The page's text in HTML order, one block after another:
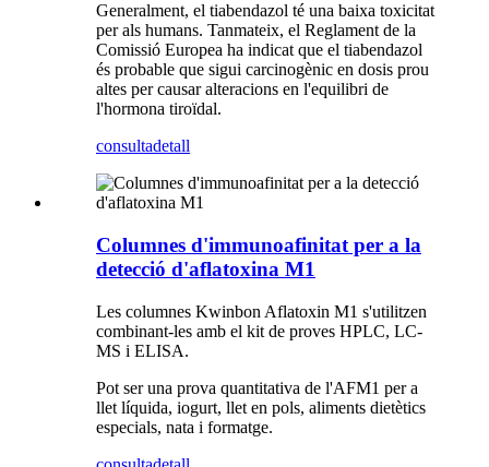
Generalment, el tiabendazol té una baixa toxicitat
per als humans. Tanmateix, el Reglament de la
Comissió Europea ha indicat que el tiabendazol
és probable que sigui carcinogènic en dosis prou
altes per causar alteracions en l'equilibri de
l'hormona tiroïdal.
consultadetall
Columnes d'immunoafinitat per a la
detecció d'aflatoxina M1
Les columnes Kwinbon Aflatoxin M1 s'utilitzen
combinant-les amb el kit de proves HPLC, LC-
MS i ELISA.
Pot ser una prova quantitativa de l'AFM1 per a
llet líquida, iogurt, llet en pols, aliments dietètics
especials, nata i formatge.